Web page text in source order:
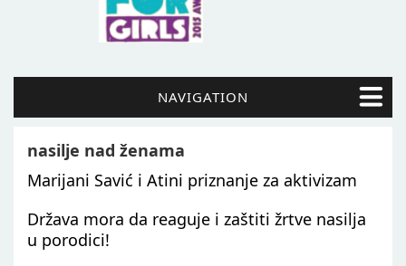
NAVIGATION
nasilje nad ženama
Marijani Savić i Atini priznanje za aktivizam
Država mora da reaguje i zaštiti žrtve nasilja
u porodici!